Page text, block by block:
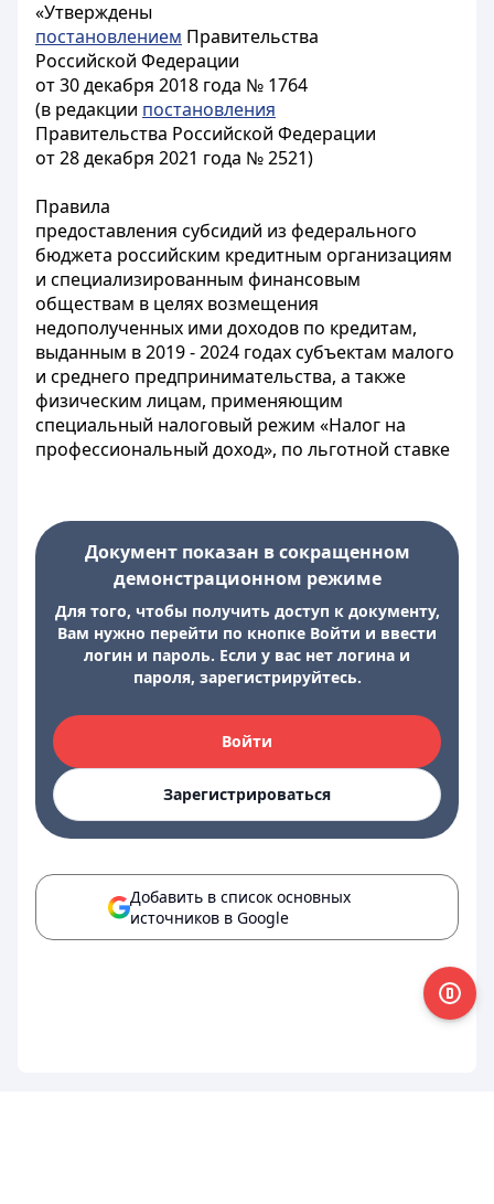
«Утверждены
постановлением Правительства
Российской Федерации
от 30 декабря 2018 года № 1764
(в редакции постановления
Правительства Российской Федерации
от 28 декабря 2021 года № 2521)
Правила
предоставления субсидий из федерального
бюджета российским кредитным организациям
и специализированным финансовым
обществам в целях возмещения
недополученных ими доходов по кредитам,
выданным в 2019 - 2024 годах субъектам малого
и среднего предпринимательства, а также
физическим лицам, применяющим
специальный налоговый режим «Налог на
профессиональный доход», по льготной ставке
Документ показан в сокращенном
демонстрационном режиме
Для того, чтобы получить доступ к документу,
Вам нужно перейти по кнопке Войти и ввести
логин и пароль. Если у вас нет логина и
пароля, зарегистрируйтесь.
Войти
Зарегистрироваться
Добавить в список основных
источников в Google